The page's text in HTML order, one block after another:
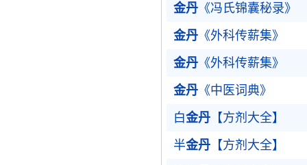
金丹 《冯氏锦囊秘录》
金丹 《外科传薪集》
金丹 《外科传薪集》
金丹 《中医词典》
白金丹 【方剂大全】
半金丹 【方剂大全】